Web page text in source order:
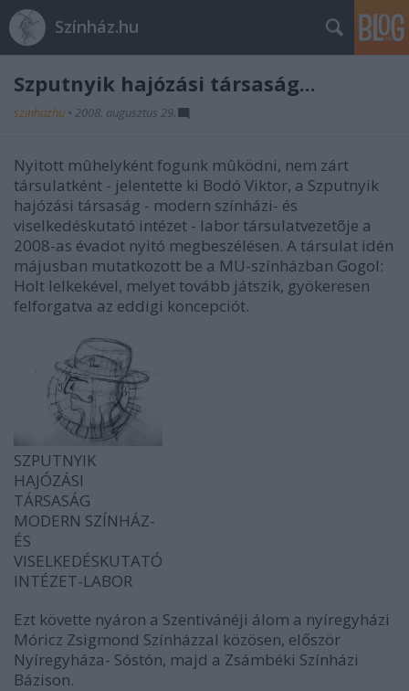
Színház.hu
Szputnyik hajózási társaság...
szinhazhu • 2008. augusztus 29.
Nyitott mûhelyként fogunk mûködni, nem zárt
társulatként - jelentette ki Bodó Viktor, a Szputnyik
hajózási társaság - modern színházi- és
viselkedéskutató intézet - labor társulatvezetõje a
2008-as évadot nyitó megbeszélésen. A társulat idén
májusban mutatkozott be a MU-színházban Gogol:
Holt lelkekével, melyet tovább játszik, gyökeresen
felforgatva az eddigi koncepciót.
SZPUTNYIK
HAJÓZÁSI
TÁRSASÁG
MODERN SZÍNHÁZ-
ÉS
VISELKEDÉSKUTATÓ
INTÉZET-LABOR
Ezt követte nyáron a Szentivánéji álom a nyíregyházi
Móricz Zsigmond Színházzal közösen, először
Nyíregyháza- Sóstón, majd a Zsámbéki Színházi
Bázison.